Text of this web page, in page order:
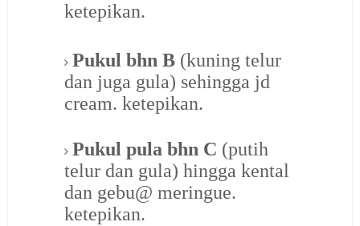
ketepikan.
Pukul bhn B(kuning telur
dan juga gula) sehingga jd
cream. ketepikan.
Pukul pula bhn C (putih
telur dan gula) hingga kental
dan gebu@ meringue.
ketepikan.